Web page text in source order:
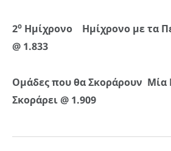
2ο Ημίχρονο Ημίχρονο με τα
@ 1.833
Ομάδες που θα Σκοράρουν
Σκοράρει @ 1.909